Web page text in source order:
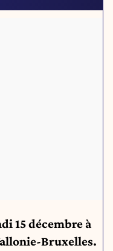
15 décembre à
Bruxelles.